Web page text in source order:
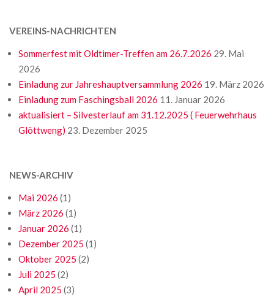
VEREINS-NACHRICHTEN
Sommerfest mit Oldtimer-Treffen am 26.7.2026 29. Mai
2026
Einladung zur Jahreshauptversammlung 2026 19. März 2026
Einladung zum Faschingsball 2026 11. Januar 2026
aktualisiert – Silvesterlauf am 31.12.2025 ( Feuerwehrhaus
Glöttweng) 23. Dezember 2025
NEWS-ARCHIV
Mai 2026 (1)
März 2026 (1)
Januar 2026 (1)
Dezember 2025 (1)
Oktober 2025 (2)
Juli 2025 (2)
April 2025 (3)